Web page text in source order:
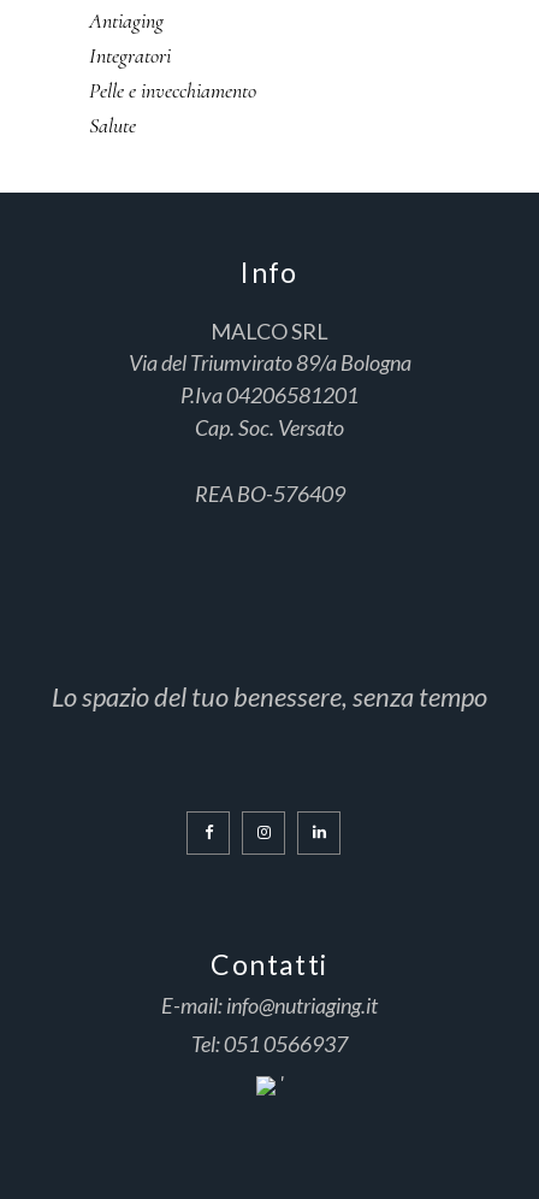
Antiaging
Integratori
Pelle e invecchiamento
Salute
Info
MALCO SRL
Via del Triumvirato 89/a Bologna
P.Iva 04206581201
Cap. Soc. Versato
REA BO-576409
Lo spazio del tuo benessere, senza tempo
Contatti
E-mail:info@nutriaging.it
Tel:051 0566937
'